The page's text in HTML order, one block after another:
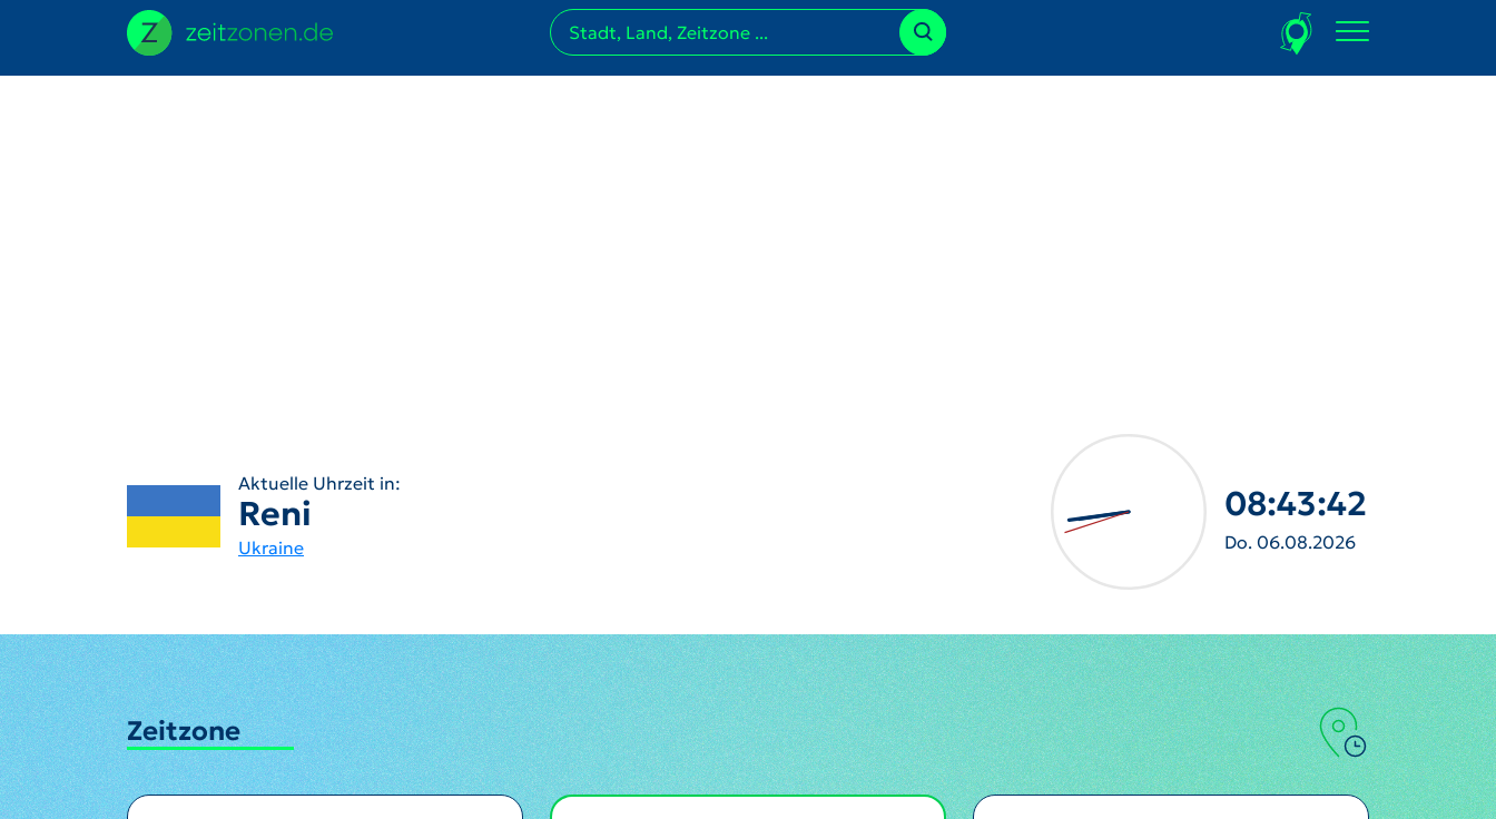
Aktuelle Uhrzeit in:
Reni
Ukraine
08:43:45
Do. 06.08.2026
Zeitzone